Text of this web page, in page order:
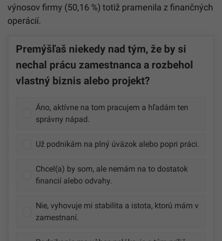
výnosov firmy (50,16 %) totiž pramenila z finančných
operácií.
Premýšľaš niekedy nad tým, že by si
nechal prácu zamestnanca a rozbehol
vlastný biznis alebo projekt?
Áno, aktívne na tom pracujem a hľadám ten
správny nápad.
Už podnikám na plný úväzok alebo popri práci.
Chcel(a) by som, ale nemám na to dostatok
financií alebo odvahy.
Nie, vyhovuje mi stabilita a istota, ktorú mám v
zamestnaní.